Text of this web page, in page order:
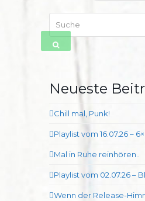
Neueste
Chill mal, Punk!
Playlist vom 16.07.26 –
Mal in Ruhe reinhören..
Playlist vom 02.07.26 –
Wenn der Release-